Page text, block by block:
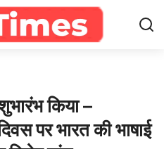
किया –
पर भारत की भाषाई